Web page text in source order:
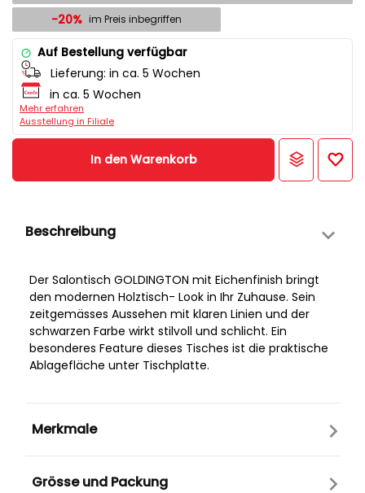
-20% im Preis inbegriffen
Auf Bestellung verfügbar
Lieferung: in ca. 5 Wochen
in ca. 5 Wochen
Mehr erfahren
Ausstellung in Filiale
In den Warenkorb
Beschreibung
Der Salontisch GOLDINGTON mit Eichenfinish bringt
den modernen Holztisch- Look in Ihr Zuhause. Sein
zeitgemässes Aussehen mit klaren Linien und der
schwarzen Farbe wirkt stilvoll und schlicht. Ein
besonderes Feature dieses Tisches ist die praktische
Ablagefläche unter Tischplatte.
Merkmale
Grösse und Packung